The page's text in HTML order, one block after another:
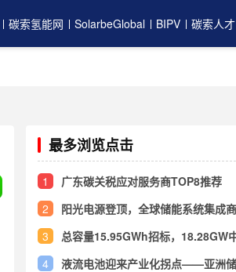
碳索氢能网 SolarbeGlobal BIPV 碳索人才
最多浏览点击
1
广东碳关税应对服务商TOP8推荐
2
阳光电源登顶，全球储能系统集成
3
总容量15.95GWh招标，18.28GW
4
液流电池迎来产业化拐点——亚洲